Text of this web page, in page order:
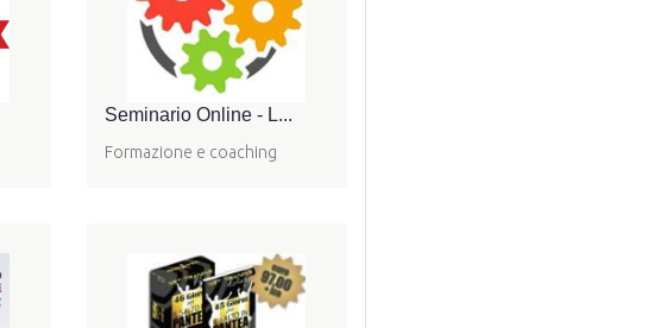
Seminario Online - L...
Formazione e coaching